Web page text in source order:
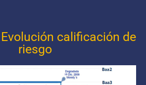
calificación de
riesgo